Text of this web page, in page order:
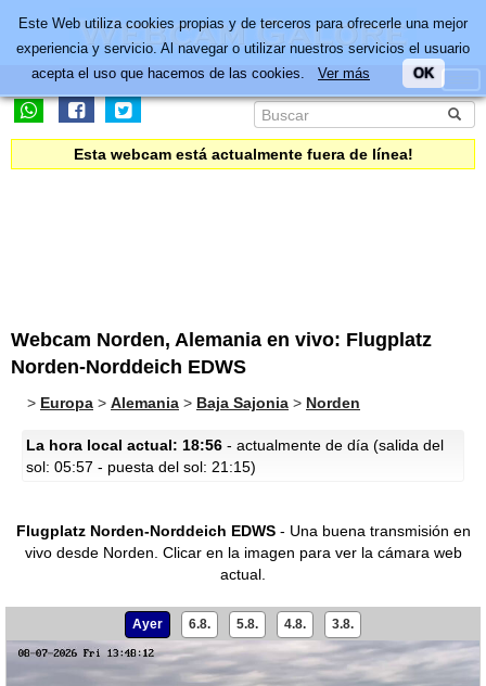
Esta webcam está actualmente fuera de línea!
Webcam Norden, Alemania en vivo: Flugplatz
Norden-Norddeich EDWS
> Europa > Alemania > Baja Sajonia > Norden
La hora local actual: 18:56 - actualmente de día (salida del
sol: 05:57 - puesta del sol: 21:15)
Flugplatz Norden-Norddeich EDWS- Una buena transmisión en
vivo desde Norden. Clicar en la imagen para ver la cámara web
actual.
Ayer 6.8. 5.8. 4.8. 3.8.
Este Web utiliza cookies propias y de terceros para ofrecerle una mejor
experiencia y servicio. Al navegar o utilizar nuestros servicios el usuario
acepta el uso que hacemos de las cookies. Ver más OK